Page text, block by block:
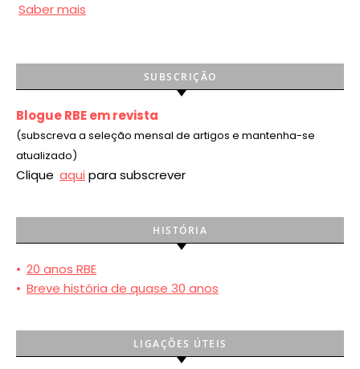
Saber mais
SUBSCRIÇÃO
Blogue RBE em revista
(subscreva a seleção mensal de artigos e mantenha-se
atualizado)
Clique aqui para subscrever
HISTÓRIA
• 20 anos RBE
• Breve história de quase 30 anos
LIGAÇÕES ÚTEIS